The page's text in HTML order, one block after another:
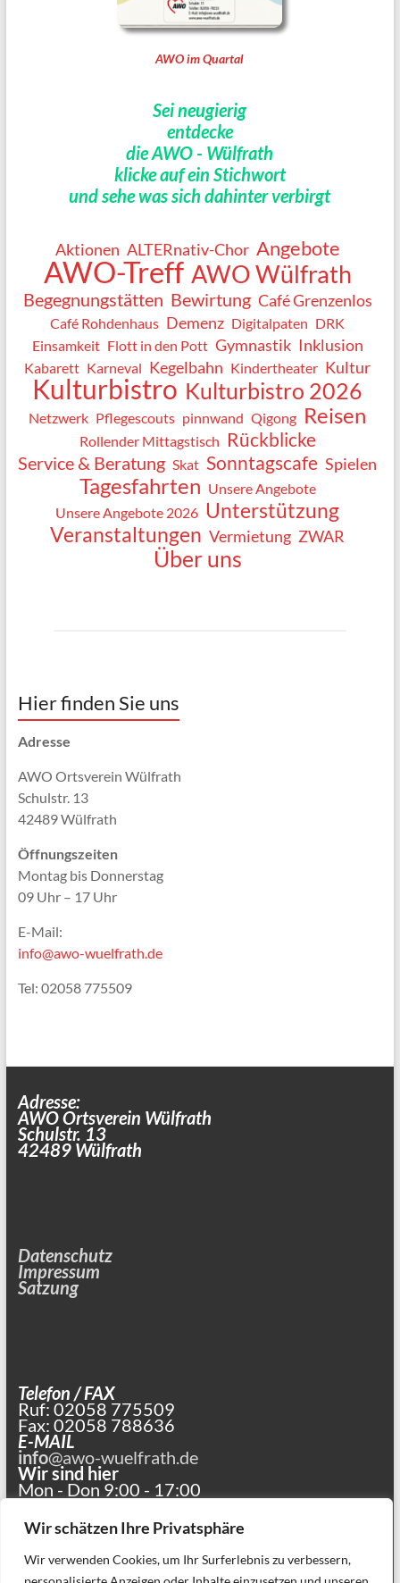
Wir schätzen Ihre Privatsphäre
Wir verwenden Cookies, um Ihr Surferlebnis zu verbessern,
AWO im Quartal
Sei neugierig
entdecke
die AWO - Wülfrath
klicke auf ein Stichwort
und sehe was sich dahinter verbirgt
Aktionen ALTERnativ-Chor Angebote
AWO-Treff AWO Wülfrath
Begegnungstätten Bewirtung Café Grenzenlos
Café Rohdenhaus Demenz Digitalpaten DRK
Einsamkeit Flott in den Pott Gymnastik Inklusion
Kabarett Karneval Kegelbahn Kindertheater Kultur
Kulturbistro Kulturbistro 2026
Netzwerk Pflegescouts pinnwand Qigong Reisen
Rollender Mittagstisch Rückblicke
Service & Beratung Skat Sonntagscafe Spielen
Tagesfahrten Unsere Angebote
Unsere Angebote 2026 Unterstützung
Veranstaltungen Vermietung ZWAR
Über uns
Hier finden Sie uns
Adresse
AWO Ortsverein Wülfrath
Schulstr. 13
42489 Wülfrath
Öffnungszeiten
Montag bis Donnerstag
09 Uhr – 17 Uhr
E-Mail:
info@awo-wuelfrath.de
Tel: 02058 775509
Adresse:
AWO Ortsverein Wülfrath
Schulstr. 13
42489 Wülfrath
Datenschutz
Impressum
Satzung
Telefon / FAX
Ruf: 02058 775509
Fax: 02058 788636
E-MAIL
info@awo-wuelfrath.de
Wir sind hier
Mon - Don 9:00 - 17:00
und nach Vereinbarung